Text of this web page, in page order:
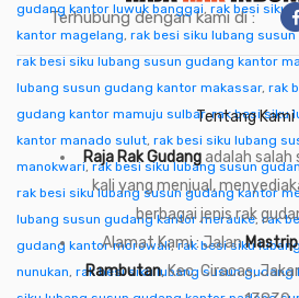
gudang kantor luwuk banggai, rak besi siku
kantor magelang, rak besi siku lubang
rak besi siku lubang susun gudang kantor
lubang susun gudang kantor makassar, rak
gudang kantor mamuju sulbar,rak besi siku
kantor manado sulut, rak besi siku lubang
manokwari,rak besi siku lubang susun
rak besi siku lubang susun gudang kantor
lubang susun gudang kantor merauke,rak
gudang kantor morowali,rak besi siku
nunukan, rak besi siku lubang susun gudang
Terhubung dengan kami di :
Tentang Kami
Raja Rak Gudangadalah
kali yang menjual,
berbagai jenis rak
Alamat Kami : JalanMastrip
Rambutan, Kec. Ciracas,